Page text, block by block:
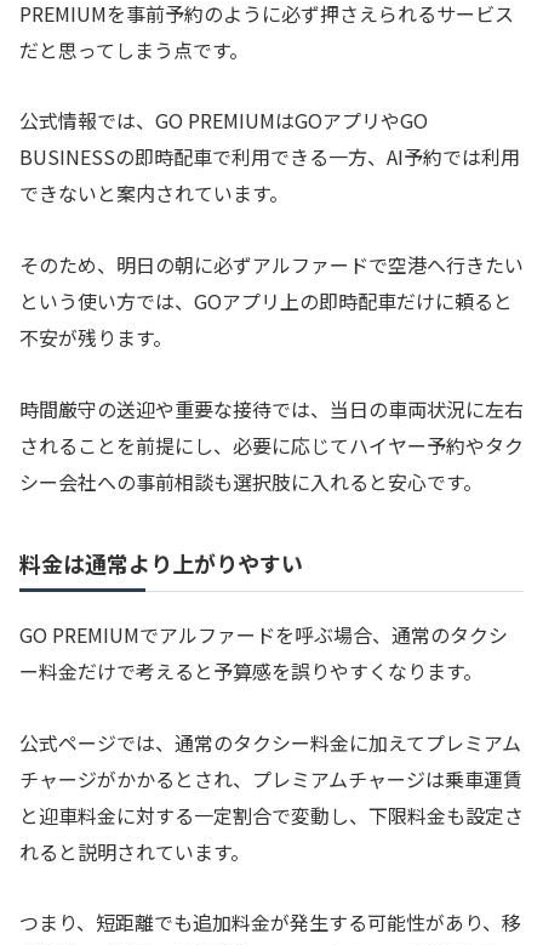
PREMIUMを事前予約のように必ず押さえられるサービス
だと思ってしまう点です。
公式情報では、GO PREMIUMはGOアプリやGO
BUSINESSの即時配車で利用できる一方、AI予約では利用
できないと案内されています。
そのため、明日の朝に必ずアルファードで空港へ行きたい
という使い方では、GOアプリ上の即時配車だけに頼ると
不安が残ります。
時間厳守の送迎や重要な接待では、当日の車両状況に左右
されることを前提にし、必要に応じてハイヤー予約やタク
シー会社への事前相談も選択肢に入れると安心です。
料金は通常より上がりやすい
GO PREMIUMでアルファードを呼ぶ場合、通常のタクシ
ー料金だけで考えると予算感を誤りやすくなります。
公式ページでは、通常のタクシー料金に加えてプレミアム
チャージがかかるとされ、プレミアムチャージは乗車運賃
と迎車料金に対する一定割合で変動し、下限料金も設定さ
れると説明されています。
つまり、短距離でも追加料金が発生する可能性があり、移